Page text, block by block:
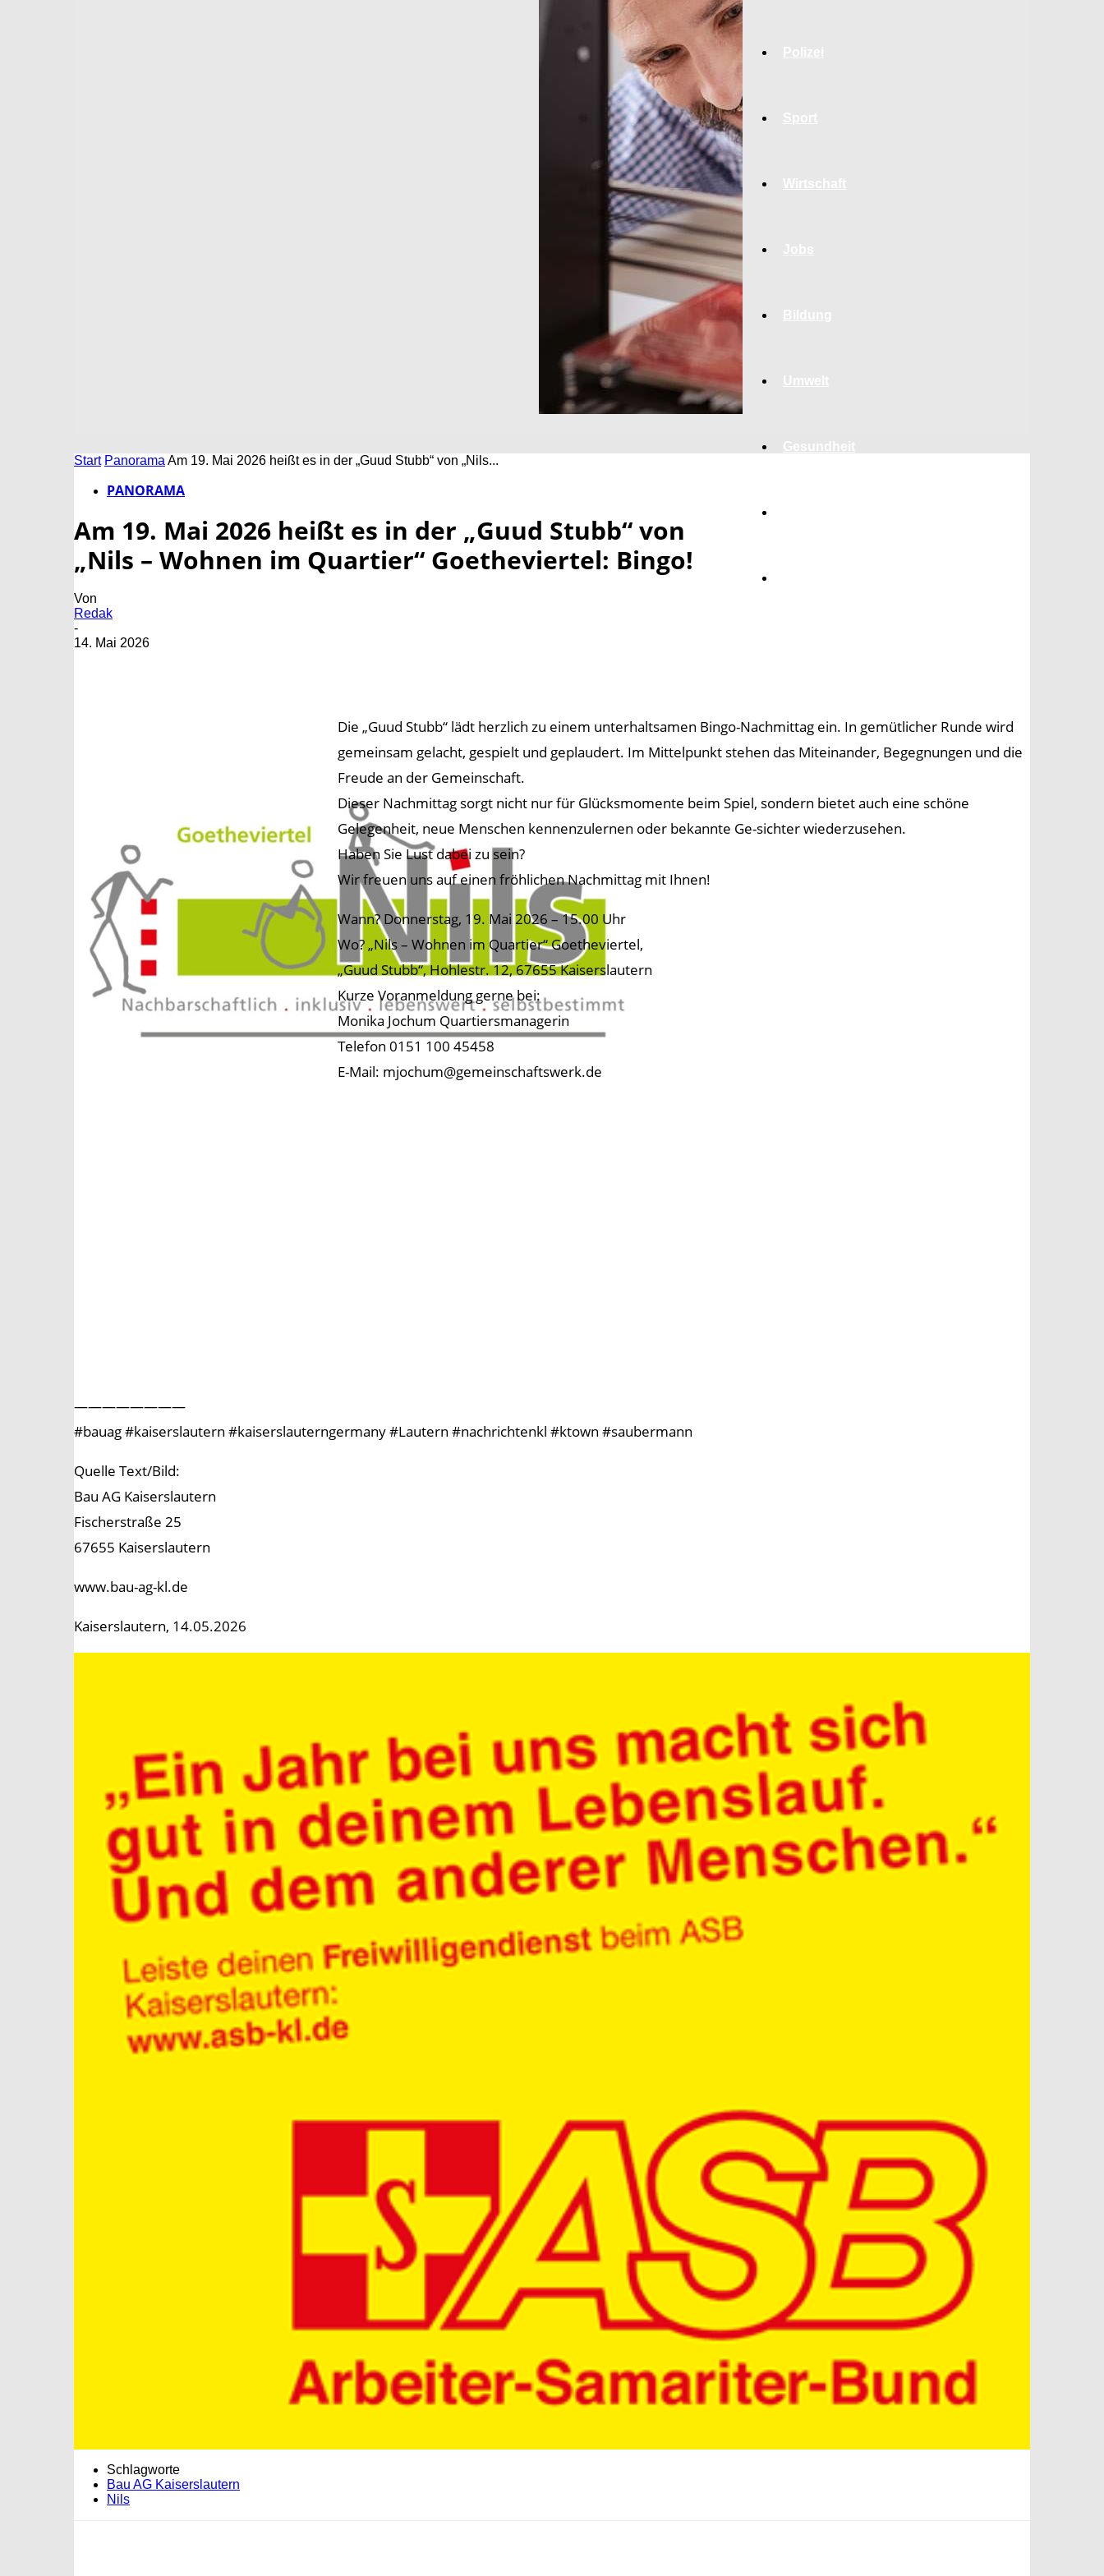
Gesundheit
Start Panorama Am 19. Mai 2026 heißt es in der „Guud Stubb“ von „Nils...
PANORAMA
Am 19. Mai 2026 heißt es in der „Guud Stubb“ von
„Nils – Wohnen im Quartier“ Goetheviertel: Bingo!
Von
Redak
-
14. Mai 2026
Die „Guud Stubb“ lädt herzlich zu einem unterhaltsamen Bingo-Nachmittag ein. In gemütlicher Runde wird
gemeinsam gelacht, gespielt und geplaudert. Im Mittelpunkt stehen das Miteinander, Begegnungen und die
Freude an der Gemeinschaft.
Dieser Nachmittag sorgt nicht nur für Glücksmomente beim Spiel, sondern bietet auch eine schöne
Gelegenheit, neue Menschen kennenzulernen oder bekannte Ge-sichter wiederzusehen.
Haben Sie Lust dabei zu sein?
Wir freuen uns auf einen fröhlichen Nachmittag mit Ihnen!
Wann? Donnerstag, 19. Mai 2026 – 15.00 Uhr
Wo? „Nils – Wohnen im Quartier“ Goetheviertel,
„Guud Stubb“, Hohlestr. 12, 67655 Kaiserslautern
Kurze Voranmeldung gerne bei:
Monika Jochum Quartiersmanagerin
Telefon 0151 100 45458
E-Mail: mjochum@gemeinschaftswerk.de
————————
#bauag #kaiserslautern #kaiserslauterngermany #Lautern #nachrichtenkl #ktown #saubermann
Quelle Text/Bild:
Bau AG Kaiserslautern
Fischerstraße 25
67655 Kaiserslautern
www.bau-ag-kl.de
Kaiserslautern, 14.05.2026
Schlagworte
Bau AG Kaiserslautern
Nils